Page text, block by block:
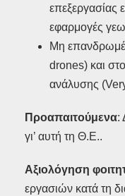
επεξεργασίας
εφαρμογές
Μη
drones) και
ανάλυσης
Προαπαιτούμενα:
γι’ αυτή τη Θ.Ε..
Αξιολόγηση
εργασιών κατά τη